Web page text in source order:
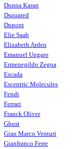
Donna Karan
Dsquared
Dupont
Elie Saab
Elizabeth Arden
Emanuel Ungaro
Ermenegildo Zegna
Escada
Escentric Molecules
Fendi
Ferrari
Franck Oliver
Ghost
Gian Marco Venturi
Gianfranco Ferre